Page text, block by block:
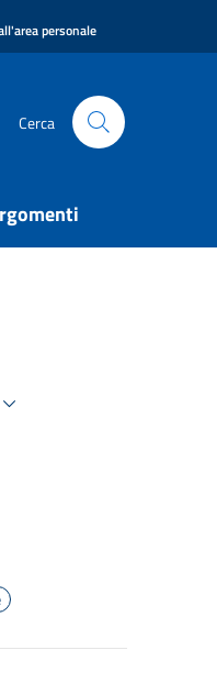
personale
Cerca